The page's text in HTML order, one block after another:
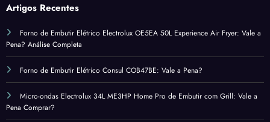
Artigos Recentes
Forno de Embutir Elétrico Electrolux OE5EA 50L Experience Air Fryer: Vale a
Pena? Análise Completa
Forno de Embutir Elétrico Consul COB47BE: Vale a Pena?
Micro-ondas Electrolux 34L ME3HP Home Pro de Embutir com Grill: Vale a
Pena Comprar?